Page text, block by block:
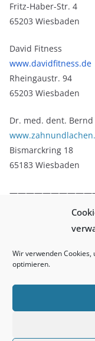
Wir verwenden
optimieren.
Fritz-Haber-Str. 4
65203 Wiesbaden
David Fitness
www.davidfitness.de
Rheingaustr. 94
65203 Wiesbaden
Dr. med. dent.
Bismarckring 18
65183 Wiesbaden
——————————–
Sollten Sie
Sponsoren bei uns